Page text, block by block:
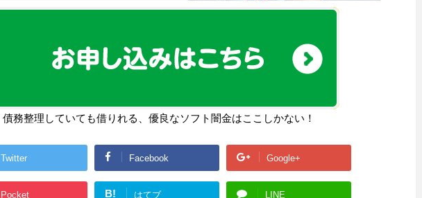
債務整理していても借りれる、優良なソフト闇金はここしかない！
Twitter Facebook Google+
Pocket B! はてブ LINE